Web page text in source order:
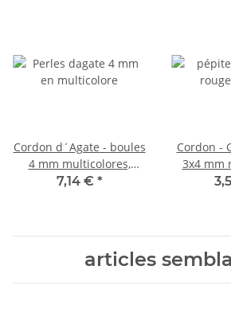
Cordon d´Agate - boules
4 mm multicolores,
longueur 40 cm /5319
7,14 € *
Cordon -
3x4 mm
longueur
articles